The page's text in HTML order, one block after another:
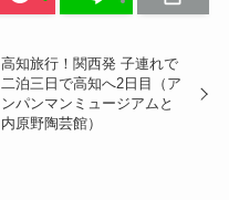
高知旅行！関西発 子連れで
二泊三日で高知へ2日目（ア
ンパンマンミュージアムと
内原野陶芸館）